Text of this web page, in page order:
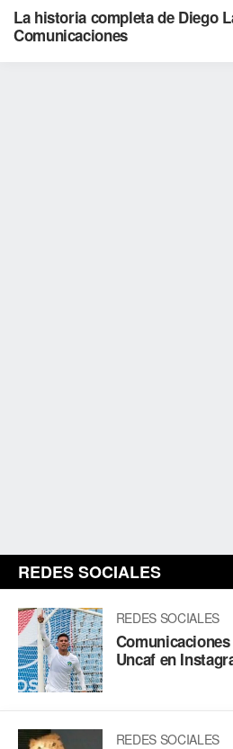
La historia completa de Diego
Comunicaciones
REDES SOCIALES
REDES SOCIALES
Uncaf en
REDES SOCIALES